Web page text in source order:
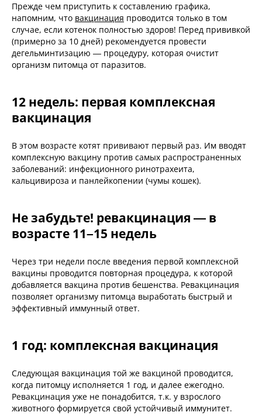
Прежде чем приступить к составлению графика,
напомним, что вакцинация проводится только в том
случае, если котенок полностью здоров! Перед прививкой
(примерно за 10 дней) рекомендуется провести
дегельминтизацию — процедуру, которая очистит
организм питомца от паразитов.
12 недель: первая комплексная
вакцинация
В этом возрасте котят прививают первый раз. Им вводят
комплексную вакцину против самых распространенных
заболеваний: инфекционного ринотрахеита,
кальцивироза и панлейкопении (чумы кошек).
Не забудьте! ревакцинация — в
возрасте 11–15 недель
Через три недели после введения первой комплексной
вакцины проводится повторная процедура, к которой
добавляется вакцина против бешенства. Ревакцинация
позволяет организму питомца выработать быстрый и
эффективный иммунный ответ.
1 год: комплексная вакцинация​
Следующая вакцинация той же вакциной проводится,
когда питомцу исполняется 1 год, и далее ежегодно.
Ревакцинация уже не понадобится, т.к. у взрослого
животного формируется свой устойчивый иммунитет.